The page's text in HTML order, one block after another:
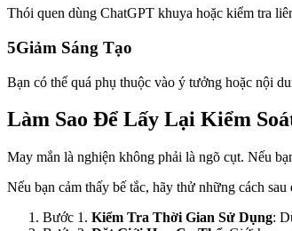
Thói quen dùng ChatGPT khuya hoặc kiểm tra
5Giảm Sáng Tạo
Bạn có thể quá phụ thuộc vào ý tưởng hoặc nội
Làm Sao Để Lấy Lại Kiểm
May mắn là nghiện không phải là ngõ cụt. Nếu
Nếu bạn cảm thấy bế tắc, hãy thử những cách sau
Bước 1. Kiểm Tra Thời Gian Sử Dụng: